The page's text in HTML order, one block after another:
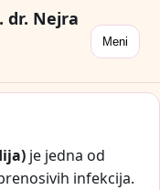
dr. Nejra
Meni
je jedna od
infekcija.